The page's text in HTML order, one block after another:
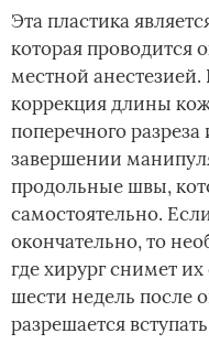
Эта пластика­
которая проводится
местной
коррекция длины
поперечного
завершении
продольные швы,
самостоятельно.
окончательно, то
где хирург снимет
шести недель после
разрешается